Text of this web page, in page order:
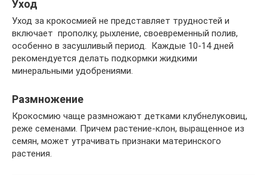
Уход
Уход за крокосмией не представляет трудностей и
включает прополку, рыхление, своевременный полив,
особенно в засушливый период. Каждые 10-14 дней
рекомендуется делать подкормки жидкими
минеральными удобрениями.
Размножение
Крокосмию чаще размножают детками клубнелуковиц,
реже семенами. Причем растение-клон, выращенное из
семян, может утрачивать признаки материнского
растения.